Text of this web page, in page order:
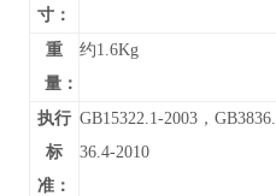
寸：
重
量：
约1.6Kg
执行
标
准：
GB15322.1-2003，
36.4-2010